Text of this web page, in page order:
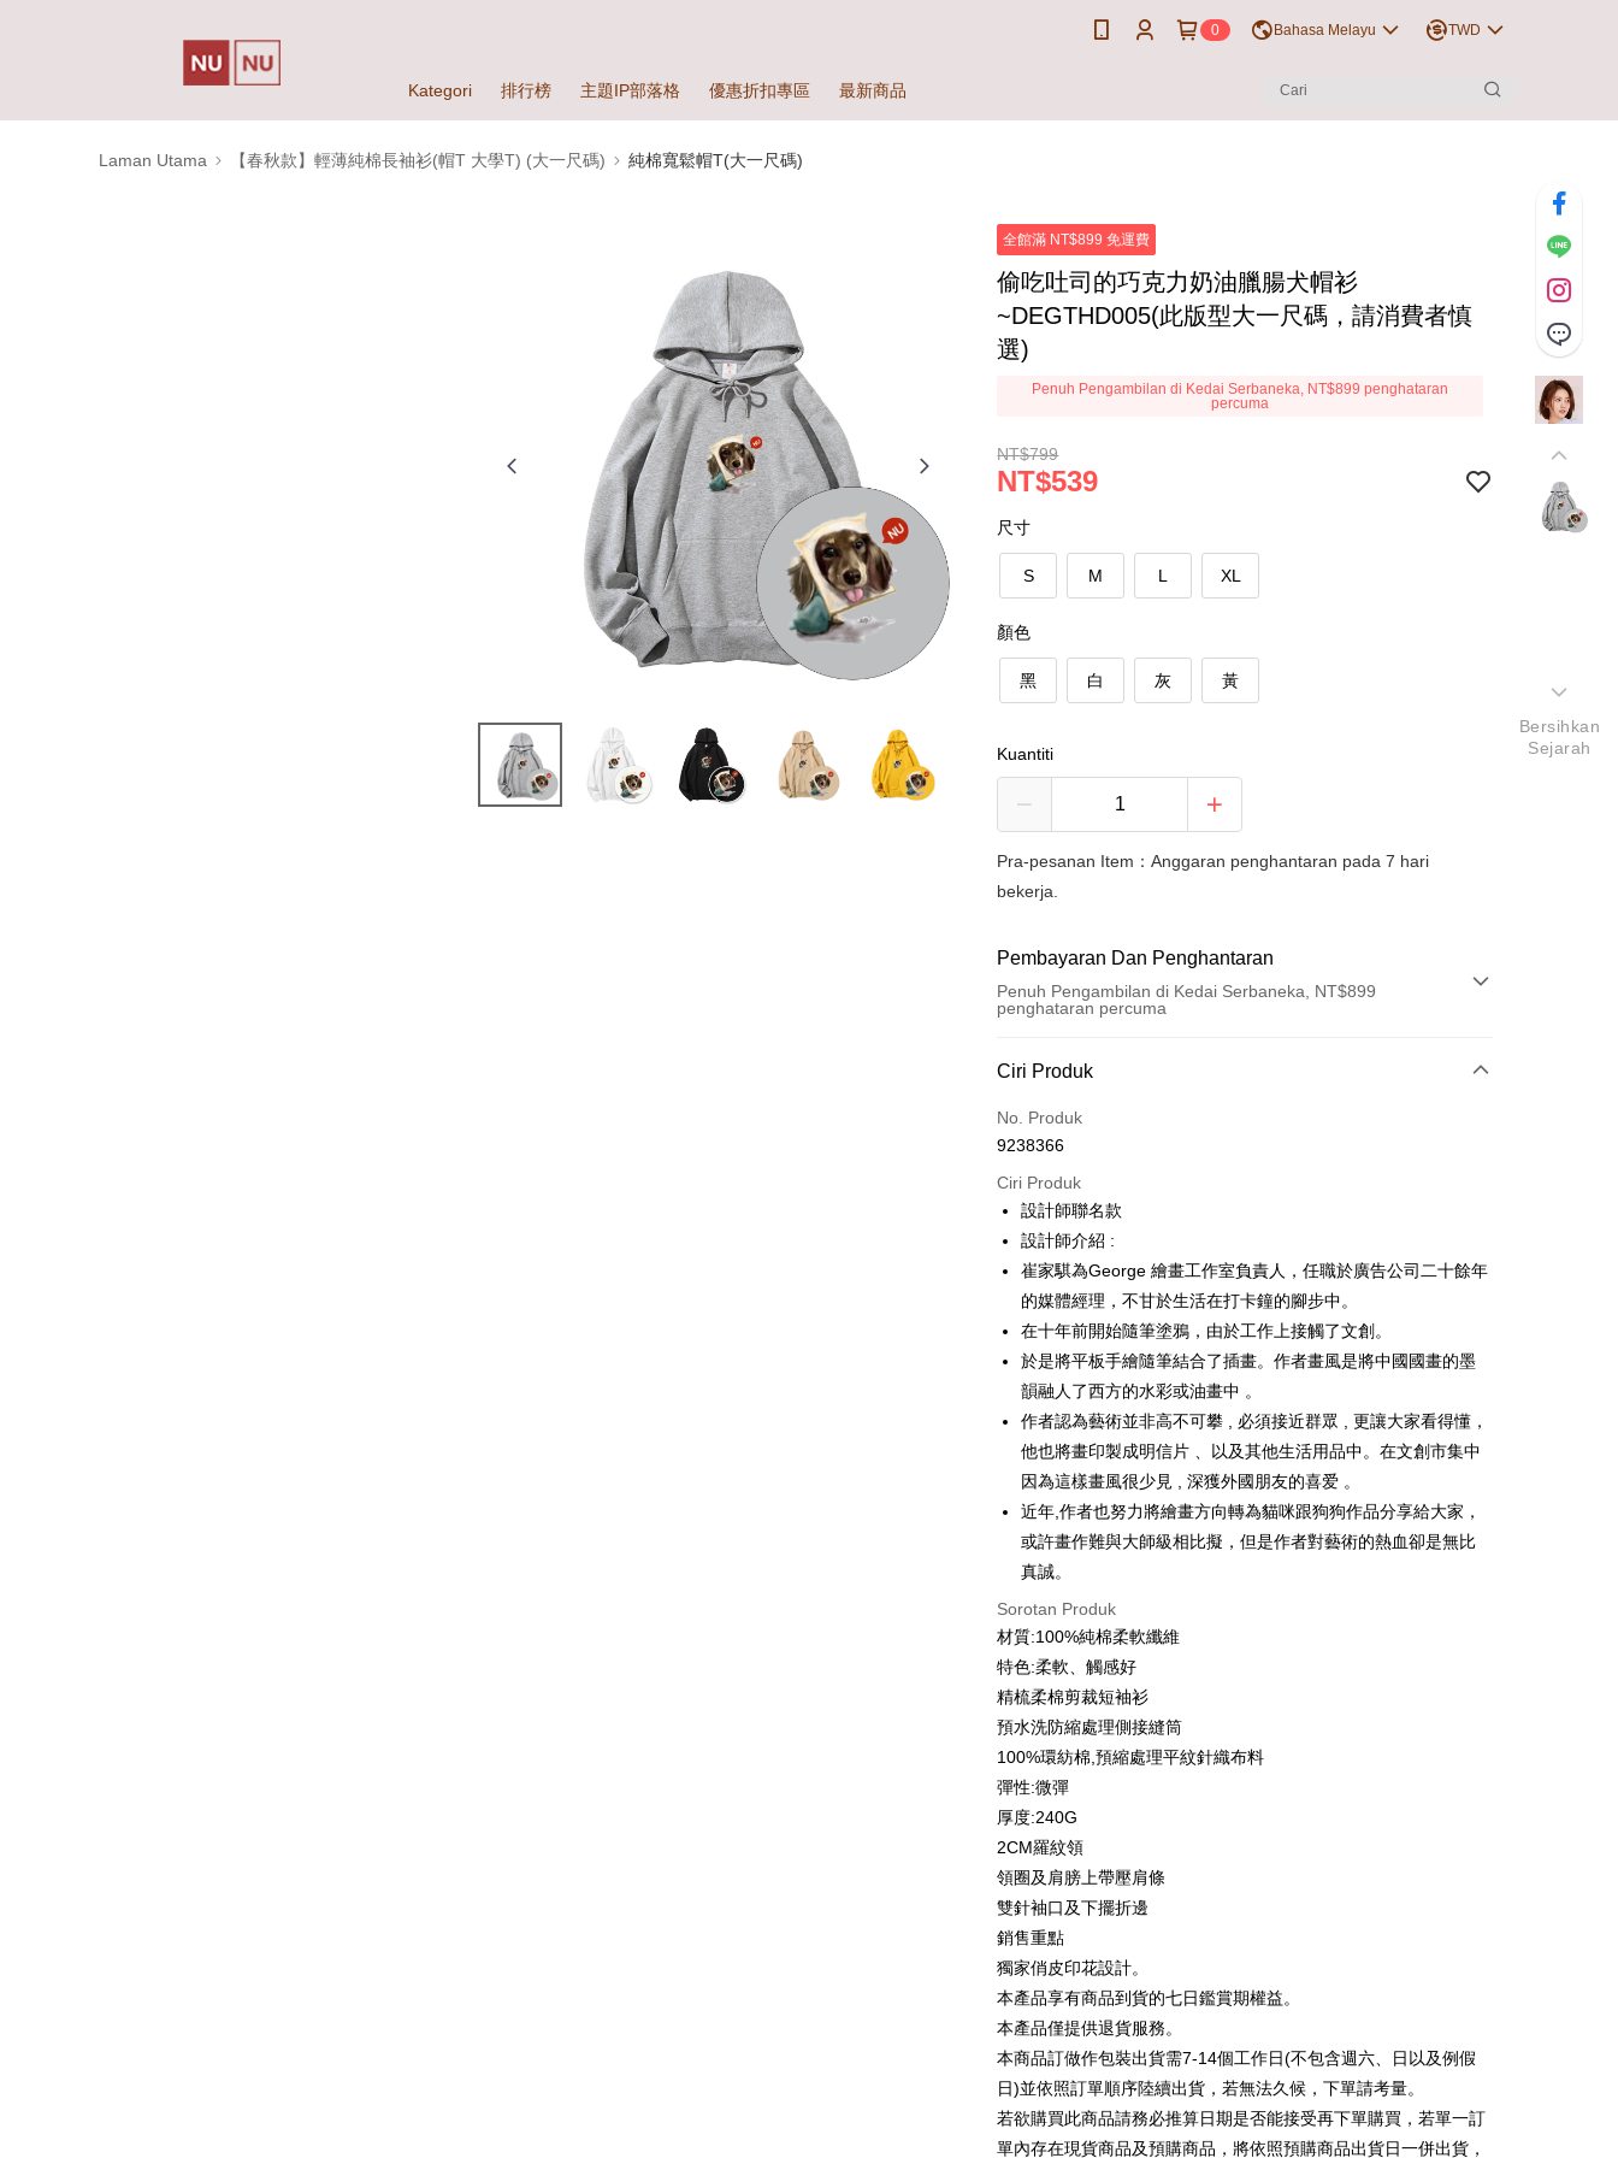
0 Bahasa Melayu TWD
Kategori 排行榜 主題IP部落格 優惠折扣專區 最新商品
Laman Utama 【春秋款】輕薄純棉長袖衫(帽T 大學T) (大一尺碼) 純棉寬鬆帽T(大一尺碼)
全館滿 NT$899 免運費
偷吃吐司的巧克力奶油臘腸犬帽衫
~DEGTHD005(此版型大一尺碼，請消費者慎
選)
Penuh Pengambilan di Kedai Serbaneka, NT$899 penghataran
percuma
NT$799
NT$539
尺寸
S M L XL
顏色
黑 白 灰 黃
Kuantiti
Pra-pesanan Item：Anggaran penghantaran pada 7 hari
bekerja.
Pembayaran Dan Penghantaran
Penuh Pengambilan di Kedai Serbaneka, NT$899
penghataran percuma
Kaedah Pembayaran
Kad Kredit (Bayaran Penuh)
Ansuran Kad Kredit
3 ansuran pada kadar faedah 0,
Taiwan Cooperative Bank
Bank
Bank
The Shanghai
Commercial & Savings
Bank
Bank Komersial Taipei
Fubon
Bank Cathay United
Mega International
Taiwan Business Bank
Taichung Commercial
Bank
HSBC Bank (Taiwan)
Limited
Hwatai Bank
Union Bank of Taiwan
Far Eastern International
Yuanta Commercial Bank
Bank Komersial E.SUN
Bank Antarabangsa
Taishin
Syarikat Kad Kredit
6 ansuran pada kadar faedah 0,
ansuran
21 Bank
Taiwan Cooperative Bank
Bank Komersial Pertama
Hua Nan Commercial Bank
Chang Hwa Commercial Bank
Savings Bank
Bank Cathay United
Bank
Taiwan Business Bank
Taichung Commercial Bank
HSBC Bank (Taiwan) Limited
Hwatai Bank
Yuanta Commercial Bank
Bank SinoPac
Bank Komersial E.SUN
DBS Bank
Bank Antarabangsa Taishin
Syarikat Kad Kredit Rakuten
Taiwan
12 ansuran pada kadar faedah 0,NT$44setiap ansuran
Taiwan Cooperative Bank
Bank Komersial Pertama
Hua Nan Commercial
Bank
Chang Hwa Commercial
Commercial & Savings
Bank
Fubon
Bank Cathay United
Mega International
Commercial Bank
Taiwan Business Bank
Taichung Commercial
HSBC Bank (Taiwan)
Limited
Union Bank of Taiwan
Yuanta Commercial Bank
Bank Komersial E.SUN
Bank Antarabangsa
Taishin
Syarikat Kad Kredit
Rakuten Taiwan
Pengambilan di Kedai Serbaneka
LINE Pay
Apple Pay
JKOPAY
Easy Wallet
Google Pay
Plus PAY
OP Pay Later
Deskripsi
[Terma Penggunaan untuk OP Pay Later]
Perkhidmatan ini disediakan oleh Taiwan Mobile dan tersedia untuk
pengguna Taiwan Mobile tanpa memerlukan permohonan tambahan.
Jika anda memilih OP Pay Later sebagai kaedah pembayaran, sistem
Later selepas pesanan dibuat. Anda perlu mengesahkan nombor telefon
mudah alih anda, memilih bilangan ansuran, dan menetapkan tarikh
akhir pembayaran. Transaksi akan dianggap selesai setelah
pembayaran disahkan.
Had kredit yang diluluskan, tempoh ansuran yang tersedia, dan yuran
pada halaman pengesahan transaksi seterusnya.
Jika transaksi tidak disahkan dalam masa 30 minit selepas pesanan
dibuat, atau jika permohonan gagal dalam proses semakan, pesanan
akan dibatalkan secara automatik. Jika permohonan gagal pada
peringkat "semakan manual", ini bermakna kriteria pemarkahan sistem
AFTEE
Deskripsi
Kemudian
1. Dengan memilih AFTEE sebagai kaedah pembayaran, mesej
pengesahan AFTEE akan muncul.
2. Anda boleh meneruskan pembayaran selepas pengesahan SMS.
3. Tiada bayaran diperlukan apabila pesanan disahkan. Produk akan
dihantar ke alamat yang ditetapkan.
manakala ahli aplikasi akan menerima pemberitahuan tolak aplikasi
AFTEE.
5. Tiada bayaran diperlukan apabila anda menerima produk. Sila buat
pembayaran di empat kedai serbaneka utama, ATM atau perbankan
dalam talian dengan SMS pembayaran atau pemberitahuan tolak
aplikasi AFTEE.
Sila ambil perhatian bahawa tempoh pembayaran adalah 14 hari. Walau
bagaimanapun, bagi mereka yang telah memuat turun Aplikasi AFTEE
dan mendaftar sebagai ahli AFTEE boleh menikmati tempoh
Pemindahan ATM
全家付款取貨
NT$65/pesanan | Penghantaran percuma untuk pesanan
NT$899 atau lebih
NT$60/pesanan | Penghantaran percuma untuk pesanan
NT$899 atau lebih
7-11付款取貨
Ciri Produk
No. Produk
9238366
Ciri Produk
設計師聯名款
設計師介紹 :
崔家騏為George 繪畫工作室負責人，任職於廣告公司二十餘年
的媒體經理，不甘於生活在打卡鐘的腳步中。
在十年前開始隨筆塗鴉，由於工作上接觸了文創。
於是將平板手繪隨筆結合了插畫。作者畫風是將中國國畫的墨
韻融人了西方的水彩或油畫中 。
作者認為藝術並非高不可攀 , 必須接近群眾 , 更讓大家看得懂，
他也將畫印製成明信片 、以及其他生活用品中。在文創市集中
因為這樣畫風很少見 , 深獲外國朋友的喜爱 。
近年,作者也努力將繪畫方向轉為貓咪跟狗狗作品分享給大家，
或許畫作難與大師級相比擬，但是作者對藝術的熱血卻是無比
真誠。
Sorotan Produk
材質:100%純棉柔軟纖維
特色:柔軟、觸感好
精梳柔棉剪裁短袖衫
預水洗防縮處理側接縫筒
100%環紡棉,預縮處理平紋針織布料
彈性:微彈
厚度:240G
2CM羅紋領
領圈及肩膀上帶壓肩條
雙針袖口及下擺折邊
銷售重點
獨家俏皮印花設計。
本產品享有商品到貨的七日鑑賞期權益。
本產品僅提供退貨服務。
本商品訂做作包裝出貨需7-14個工作日(不包含週六、日以及例假
日)並依照訂單順序陸續出貨，若無法久候，下單請考量。
若欲購買此商品請務必推算日期是否能接受再下單購買，若單一訂
單內存在現貨商品及預購商品，將依照預購商品出貨日一併出貨，
Bersihkan
Sejarah